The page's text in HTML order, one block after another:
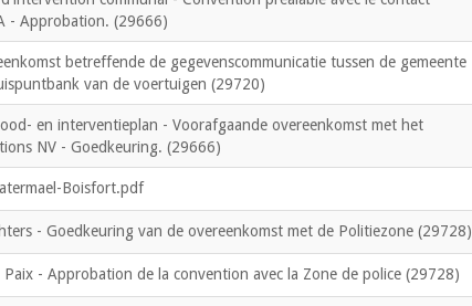
- Approbation. (29666)
betreffende de gegevenscommunicatie tussen de gemeente
van de voertuigen (29720)
en interventieplan - Voorafgaande overeenkomst met het
NV - Goedkeuring. (29666)
Boisfort.pdf
- Goedkeuring van de overeenkomst met de Politiezone (29728)
Paix - Approbation de la convention avec la Zone de police (29728)